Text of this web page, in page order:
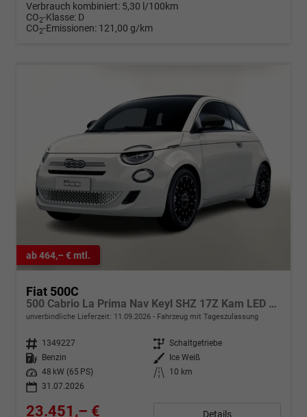
Verbrauch kombiniert: 5,30 l/100km
CO2-Klasse: D
CO2-Emissionen: 121,00 g/km
ab 464,– € mtl.
Fiat 500C
500 Cabrio La Prima Nav Keyl SHZ 17Z Kam LED Car
unverbindliche Lieferzeit: 11.09.2026 Fahrzeug mit Tageszulassung
Fahrzeugnr. 1349227 Getriebe Schaltgetriebe
Kraftstoff
Benzin Außenfarbe
Ice Weiß
Leistung
48 kW (65 PS) Kilometerstand
10 km
31.07.2026
23.451,– € Details